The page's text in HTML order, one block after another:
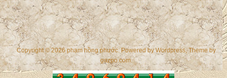
Copyright © 2026 phạm hồng phước. Powered byWordpress, Theme by
gazpo.com.